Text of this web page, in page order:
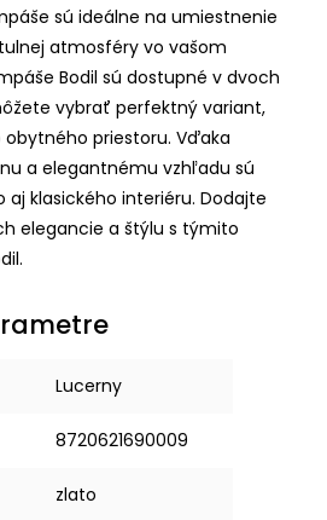
sú ideálne na umiestnenie
atmosféry vo vašom
Bodil sú dostupné v dvoch
vybrať perfektný variant,
priestoru. Vďaka
a elegantnému vzhľadu sú
klasického interiéru. Dodajte
elegancie a štýlu s týmito
Lucerny
8720621690009
zlato